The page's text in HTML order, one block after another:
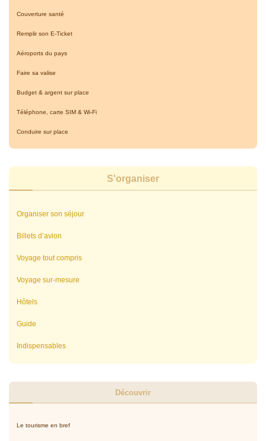
Couverture santé
Remplir son E-Ticket
Aéroports du pays
Faire sa valise
Budget & argent sur place
Téléphone, carte SIM & Wi-Fi
Conduire sur place
S'organiser
Organiser son séjour
Billets d’avion
Voyage tout compris
Voyage sur-mesure
Hôtels
Guide
Indispensables
Découvrir
Le tourisme en bref